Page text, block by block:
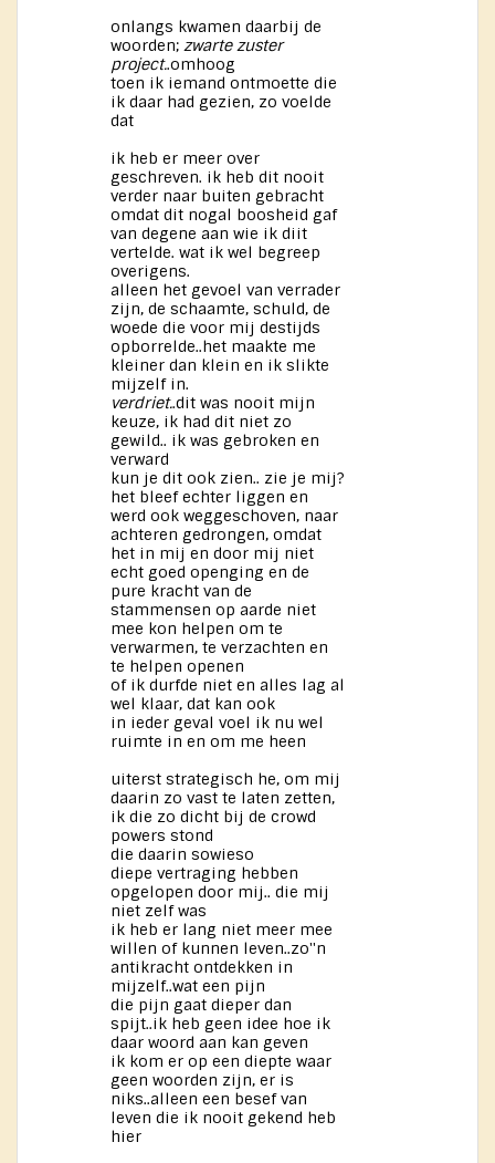
onlangs kwamen daarbij de
woorden;zwarte zuster
project..omhoog
toen ik iemand ontmoette die
ik daar had gezien, zo voelde
dat
ik heb er meer over
geschreven. ik heb dit nooit
verder naar buiten gebracht
omdat dit nogal boosheid gaf
van degene aan wie ik diit
vertelde. wat ik wel begreep
overigens.
alleen het gevoel van verrader
zijn, de schaamte, schuld, de
woede die voor mij destijds
opborrelde..het maakte me
kleiner dan klein en ik slikte
mijzelf in.
verdriet..dit was nooit mijn
keuze, ik had dit niet zo
gewild.. ik was gebroken en
verward
kun je dit ook zien.. zie je mij?
het bleef echter liggen en
werd ook weggeschoven, naar
achteren gedrongen, omdat
het in mij en door mij niet
echt goed openging en de
pure kracht van de
stammensen op aarde niet
mee kon helpen om te
verwarmen, te verzachten en
te helpen openen
of ik durfde niet en alles lag al
wel klaar, dat kan ook
in ieder geval voel ik nu wel
ruimte in en om me heen
uiterst strategisch he, om mij
daarin zo vast te laten zetten,
ik die zo dicht bij de crowd
powers stond
die daarin sowieso
diepe vertraging hebben
opgelopen door mij.. die mij
niet zelf was
ik heb er lang niet meer mee
willen of kunnen leven..zo''n
antikracht ontdekken in
mijzelf..wat een pijn
die pijn gaat dieper dan
spijt..ik heb geen idee hoe ik
daar woord aan kan geven
ik kom er op een diepte waar
geen woorden zijn, er is
niks..alleen een besef van
leven die ik nooit gekend heb
hier